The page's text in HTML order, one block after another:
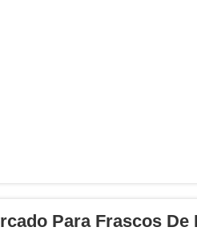
Para Frascos De